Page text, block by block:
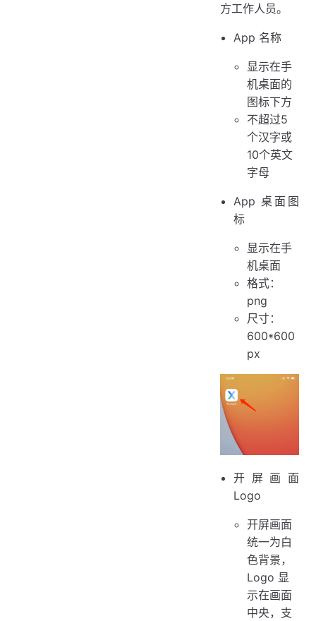
方工作人员。
App 名称
显示在手
机桌面的
图标下方
不超过5
个汉字或
10个英文
字母
App 桌面图
标
显示在手
机桌面
格式：
png
尺寸：
600*600
px
开屏画面
Logo
开屏画面
统一为白
色背景，
Logo 显
示在画面
中央，支